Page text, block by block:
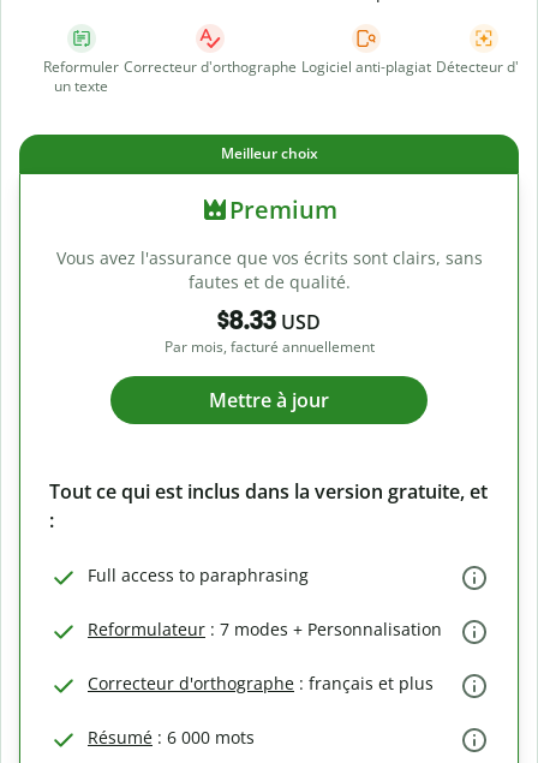
Reformuler
un texte
Correcteur d'orthographe Logiciel anti-plagiat Détecteur d'IA
Meilleur choix
Premium
Vous avez l'assurance que vos écrits sont clairs, sans
fautes et de qualité.
$8.33 USD
Par mois, facturé annuellement
Mettre à jour
Tout ce qui est inclus dans la version gratuite, et
:
Full access to paraphrasing
Reformulateur : 7 modes + Personnalisation
Correcteur d'orthographe : français et plus
Résumé : 6 000 mots